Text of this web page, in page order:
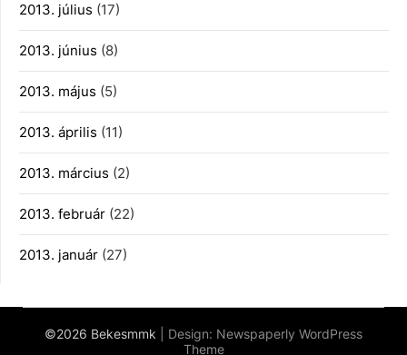
2013. július (17)
2013. június (8)
2013. május (5)
2013. április (11)
2013. március (2)
2013. február (22)
2013. január (27)
©2026 Bekesmmk | Design: Newspaperly WordPress
Theme